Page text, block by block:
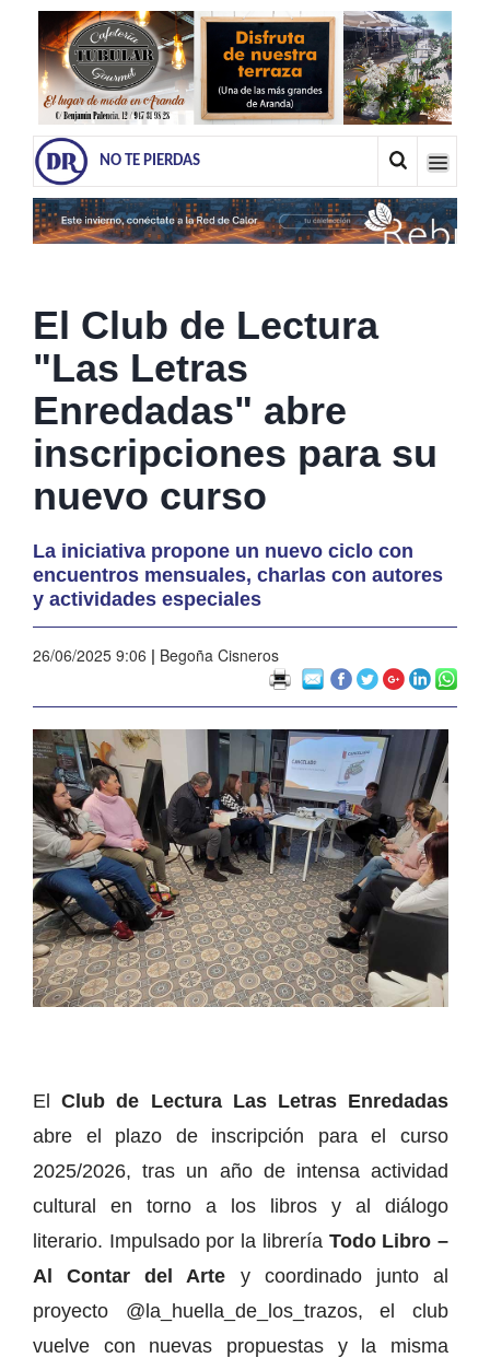
NO TE PIERDAS
El Club de Lectura
"Las Letras
Enredadas" abre
inscripciones para su
nuevo curso
La iniciativa propone un nuevo ciclo con
encuentros mensuales, charlas con autores
y actividades especiales
26/06/2025 9:06 | Begoña Cisneros
El Club de Lectura Las Letras Enredadas
abre el plazo de inscripción para el curso
2025/2026, tras un año de intensa actividad
cultural en torno a los libros y al diálogo
literario. Impulsado por la librería Todo Libro –
Al Contar del Arte y coordinado junto al
proyecto @la_huella_de_los_trazos, el club
vuelve con nuevas propuestas y la misma